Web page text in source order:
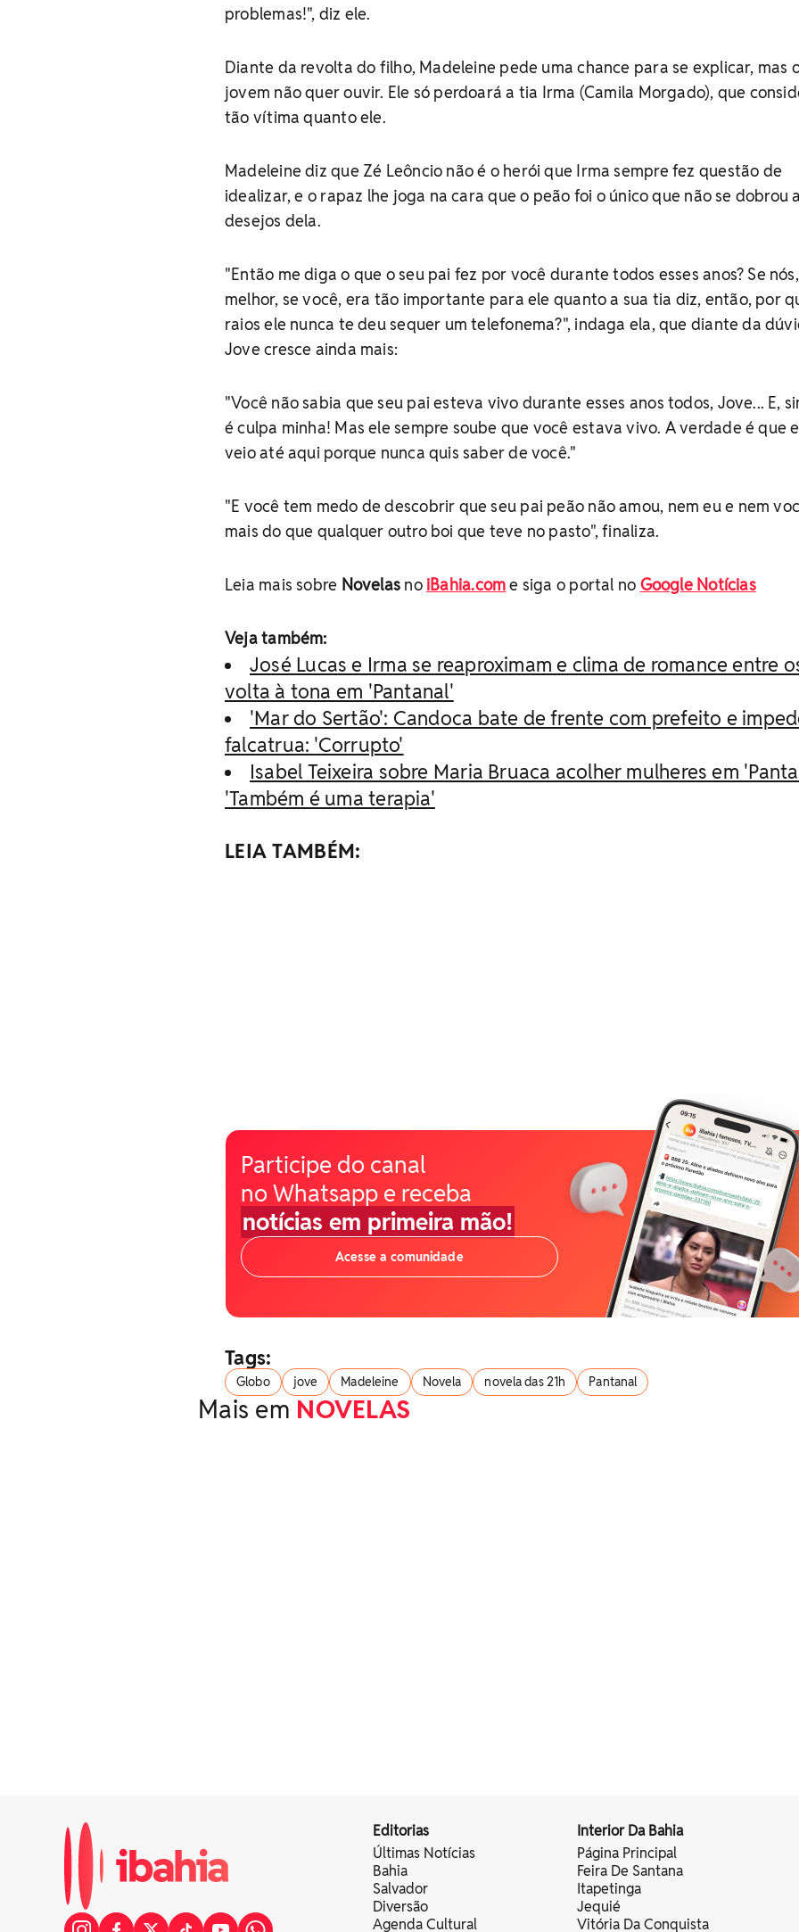
problemas!", diz ele.
Diante da revolta do filho, Madeleine pede uma chance para se explicar, mas
jovem não quer ouvir. Ele só perdoará a tia Irma (Camila Morgado), que
tão vítima quanto ele.
Madeleine diz que Zé Leôncio não é o herói que Irma sempre fez questão de
idealizar, e o rapaz lhe joga na cara que o peão foi o único que não se dobrou
desejos dela.
"Então me diga o que o seu pai fez por você durante todos esses anos? Se
melhor, se você, era tão importante para ele quanto a sua tia diz, então, por
raios ele nunca te deu sequer um telefonema?", indaga ela, que diante da
Jove cresce ainda mais:
"Você não sabia que seu pai esteva vivo durante esses anos todos, Jove... E,
é culpa minha! Mas ele sempre soube que você estava vivo. A verdade é que
veio até aqui porque nunca quis saber de você."
"E você tem medo de descobrir que seu pai peão não amou, nem eu e nem
mais do que qualquer outro boi que teve no pasto", finaliza.
Leia mais sobre Novelas no iBahia.come siga o portal no Google Notícias
Veja também:
José Lucas e Irma se reaproximam e clima de romance entre
volta à tona em 'Pantanal'
'Mar do Sertão': Candoca bate de frente com prefeito e
falcatrua: 'Corrupto'
Isabel Teixeira sobre Maria Bruaca acolher mulheres em
'Também é uma terapia'
LEIA TAMBÉM:
Participe do canal
no Whatsapp e receba
notícias em primeira mão!
Acesse a comunidade
Tags:
Globo jove Madeleine Novela novela das 21h Pantanal
Mais em NOVELAS
Editorias
Últimas Notícias
Bahia
Salvador
Diversão
Agenda Cultural
Interior Da Bahia
Página Principal
Feira De Santana
Itapetinga
Jequié
Vitória Da Conquista